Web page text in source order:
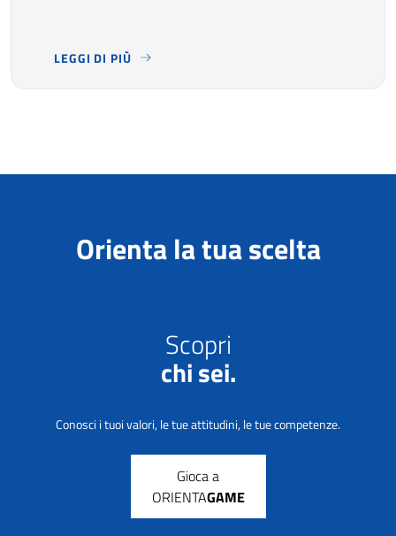
LEGGI DI PIÙ
LA SCUOLA DEL MESE
Orienta la tua scelta
Scopri
chi sei.
Conosci i tuoi valori, le tue attitudini, le tue competenze.
Gioca a
ORIENTAGAME